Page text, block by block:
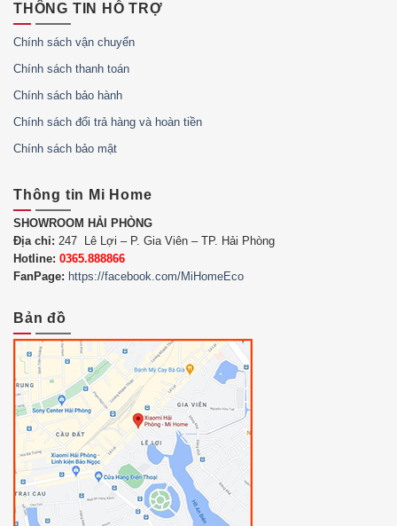
THÔNG TIN HỖ TRỢ
Chính sách vận chuyển
Chính sách thanh toán
Chính sách bảo hành
Chính sách đổi trả hàng và hoàn tiền
Chính sách bảo mật
Thông tin Mi Home
SHOWROOM HẢI PHÒNG
Địa chỉ: 247 Lê Lợi – P. Gia Viên – TP. Hải Phòng
Hotline: 0365.888866
FanPage: https://facebook.com/MiHomeEco
Bản đồ